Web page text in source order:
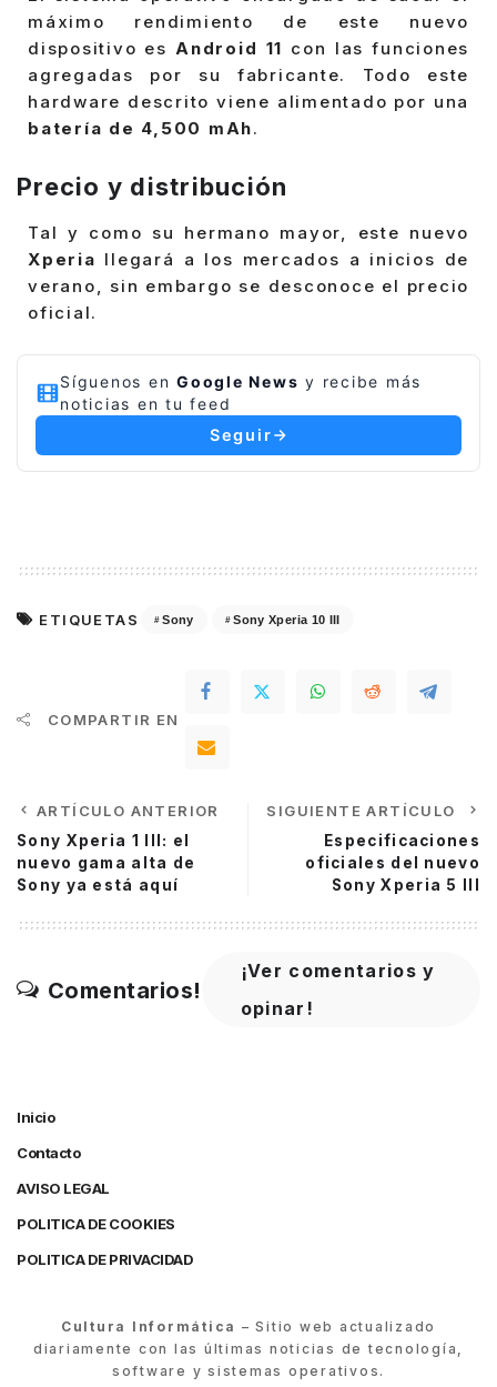
máximo rendimiento de este nuevo
dispositivo esAndroid 11 con las funciones
agregadas por su fabricante. Todo este
hardware descrito viene alimentado por una
batería de 4,500 mAh.
Precio y distribución
Tal y como su hermano mayor, este nuevo
Xperia llegará a los mercados a inicios de
verano, sin embargo se desconoce el precio
oficial.
Síguenos en Google News y recibe más
noticias en tu feed
Seguir
ETIQUETAS Sony Sony Xperia 10 III
COMPARTIR EN
ARTÍCULO ANTERIOR
Sony Xperia 1 III: el
nuevo gama alta de
Sony ya está aquí
SIGUIENTE ARTÍCULO
Especificaciones
oficiales del nuevo
Sony Xperia 5 III
Comentarios!
¡Ver comentarios y
opinar!
Inicio
Contacto
AVISO LEGAL
POLITICA DE COOKIES
POLITICA DE PRIVACIDAD
Cultura Informática – Sitio web actualizado
diariamente con las últimas noticias de tecnología,
software y sistemas operativos.